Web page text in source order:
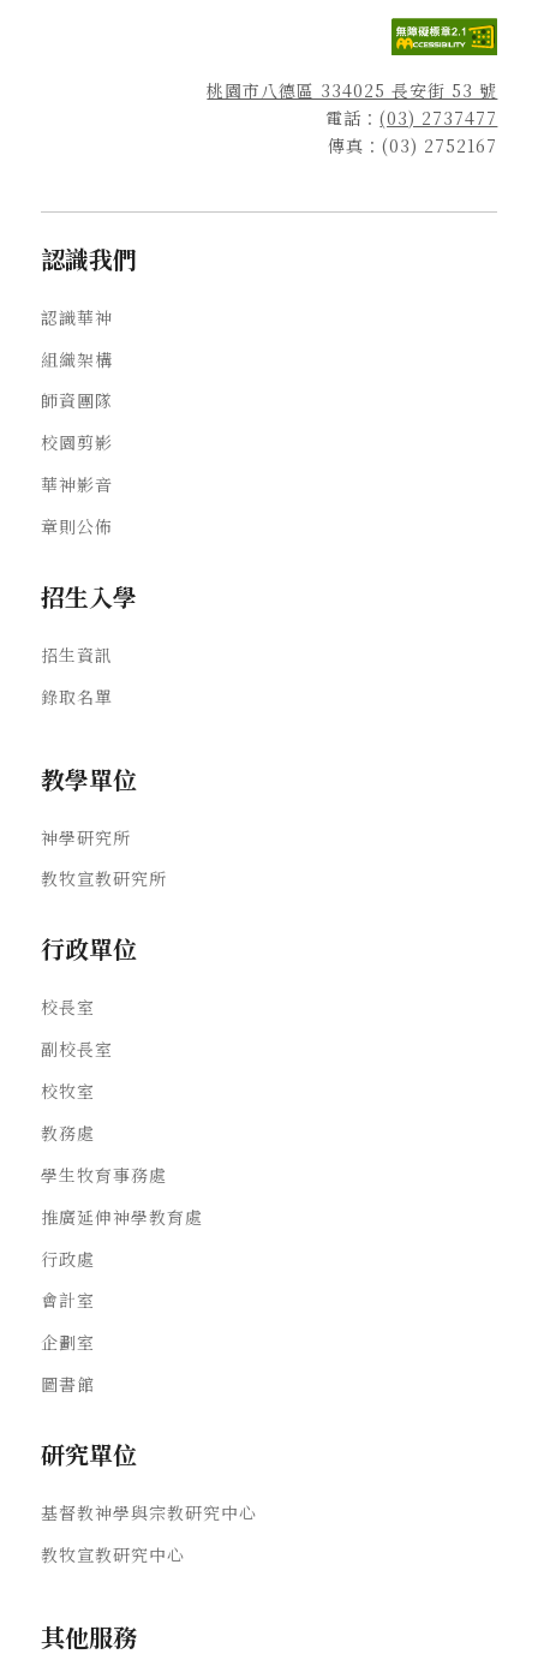
桃園市八德區 334025 長安街 53 號
電話：(03) 2737477
傳真：(03) 2752167
認識我們
認識華神
組織架構
師資團隊
校園剪影
華神影音
章則公佈
招生入學
招生資訊
錄取名單
教學單位
神學研究所
教牧宣教研究所
行政單位
校長室
副校長室
校牧室
教務處
學生牧育事務處
推廣延伸神學教育處
行政處
會計室
企劃室
圖書館
研究單位
基督教神學與宗教研究中心
教牧宣教研究中心
其他服務